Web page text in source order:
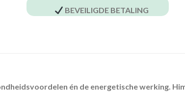
BEVEILIGDE BETALING
én de energetische werking.